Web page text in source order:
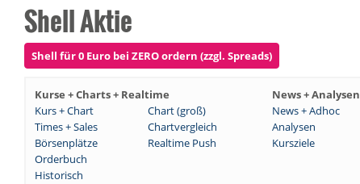
Shell Aktie
Shell für 0 Euro bei ZERO ordern (zzgl. Spreads)
Kurse + Charts + Realtime News + Analysen
Kurs + Chart
Chart (groß) News + Adhoc
Times + Sales
Chartvergleich Analysen
Börsenplätze
Realtime Push Kursziele
Orderbuch
Historisch